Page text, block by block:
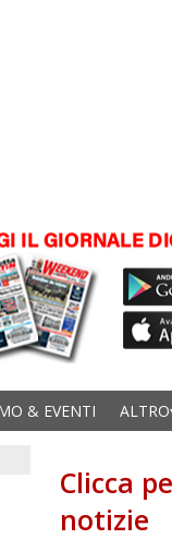
& EVENTI ALTRO
Clicca
notizie